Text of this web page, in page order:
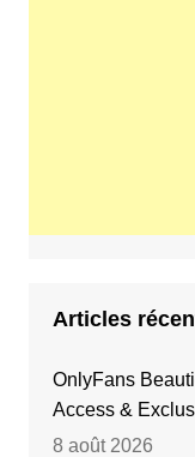
Articles
OnlyFans
Access &
8 août 2026